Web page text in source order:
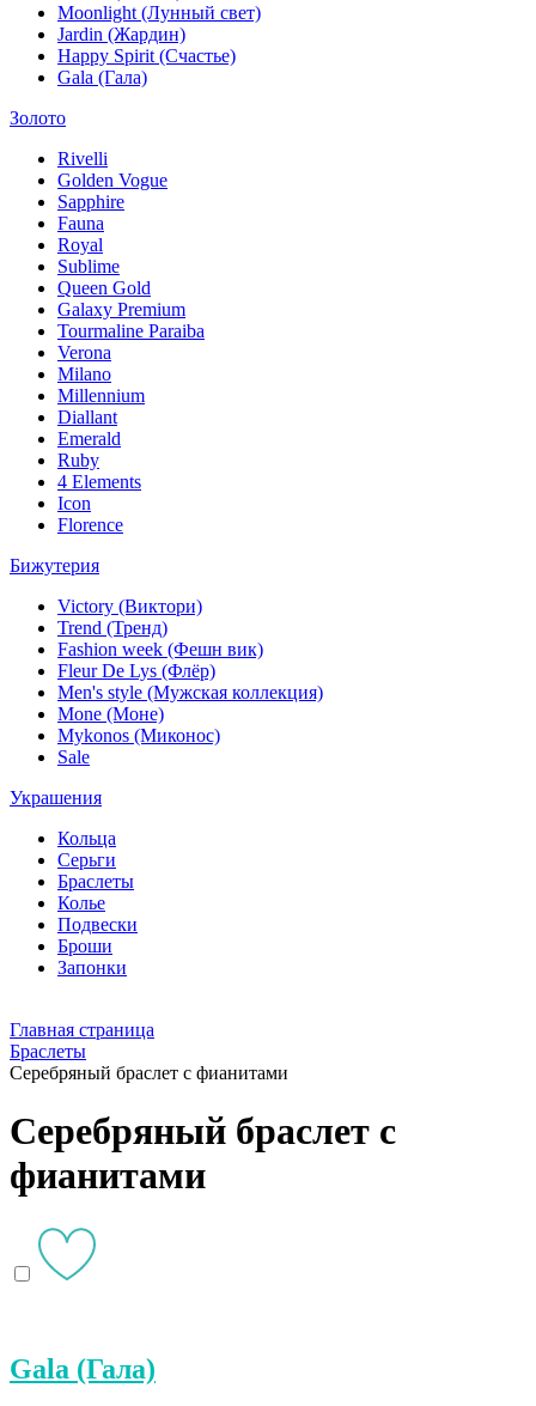
Moonlight (Лунный свет)
Jardin (Жардин)
Happy Spirit (Счастье)
Gala (Гала)
Золото
Rivelli
Golden Vogue
Sapphire
Fauna
Royal
Sublime
Queen Gold
Galaxy Premium
Tourmaline Paraiba
Verona
Milano
Millennium
Diallant
Emerald
Ruby
4 Elements
Icon
Florence
Бижутерия
Victory (Виктори)
Trend (Тренд)
Fashion week (Фешн вик)
Fleur De Lys (Флёр)
Men's style (Мужская коллекция)
Mone (Моне)
Mykonos (Миконос)
Sale
Украшения
Кольца
Серьги
Браслеты
Колье
Подвески
Броши
Запонки
Главная страница
Браслеты
Серебряный браслет с фианитами
Серебряный браслет с
фианитами
Gala (Гала)